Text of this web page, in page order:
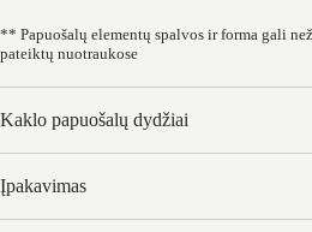
** Papuošalų elementų spalvos ir forma gali
pateiktų nuotraukose
Kaklo papuošalų dydžiai
Įpakavimas